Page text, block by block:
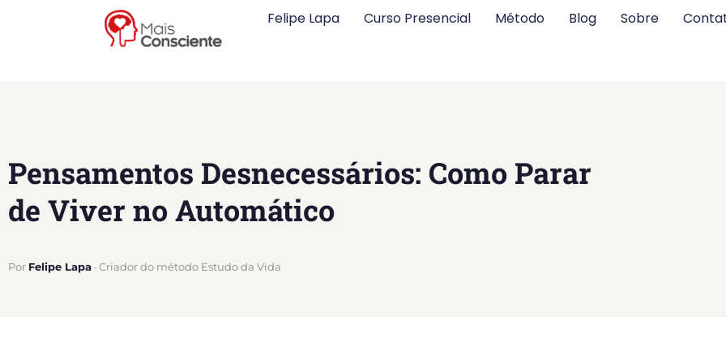
Felipe Lapa Curso Presencial Método Blog Sobre
Pensamentos Desnecessários: Como Parar
de Viver no Automático
Por Felipe Lapa · Criador do método Estudo da Vida